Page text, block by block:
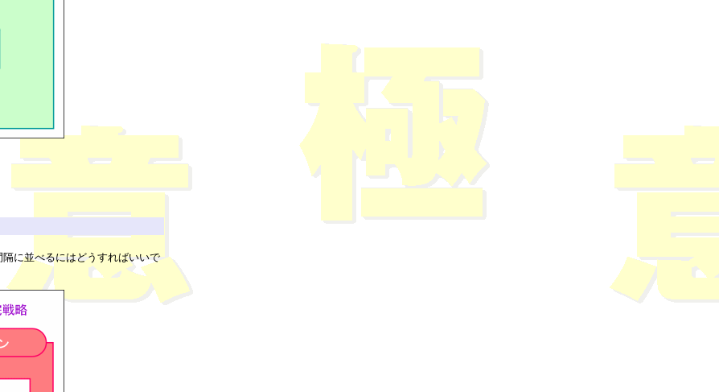
に並べるにはどうすればいいで